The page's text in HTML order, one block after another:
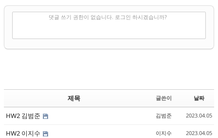
댓글 쓰기 권한이 없습니다. 로그인 하시겠습니까?
제목 글쓴이 날짜
HW2 김범준 김범준 2023.04.05
HW2 이지수 이지수 2023.04.05